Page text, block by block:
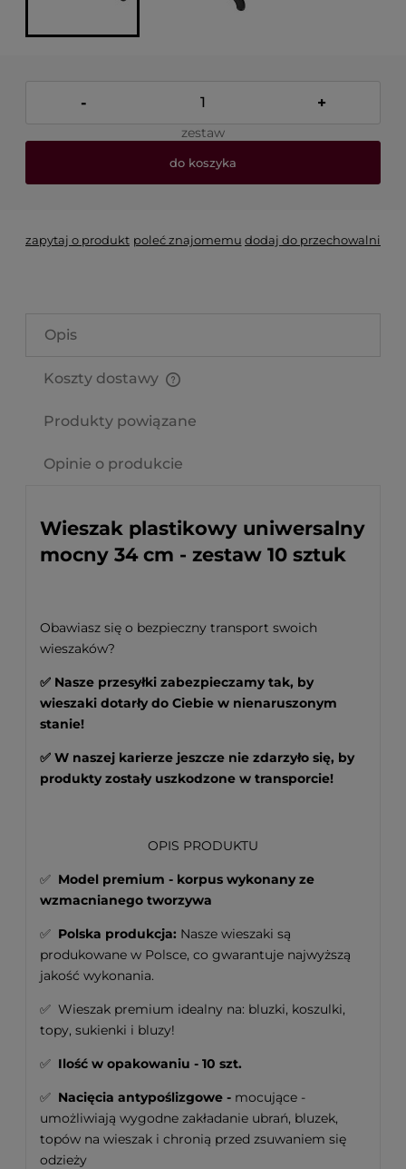
- +
zestaw
do koszyka
zapytaj o produkt poleć znajomemu dodaj do przechowalni
Opis
Koszty dostawy
Produkty powiązane
Opinie o produkcie
Wieszak plastikowy uniwersalny
mocny 34 cm - zestaw 10 sztuk
Obawiasz się o bezpieczny transport swoich
wieszaków?
✅ Nasze przesyłki zabezpieczamy tak, by
wieszaki dotarły do Ciebie w nienaruszonym
stanie!
✅ W naszej karierze jeszcze nie zdarzyło się, by
produkty zostały uszkodzone w transporcie!
OPIS PRODUKTU
✅ Model premium - korpus wykonany ze
wzmacnianego tworzywa
✅ Polska produkcja: Nasze wieszaki są
produkowane w Polsce, co gwarantuje najwyższą
jakość wykonania.
✅ Wieszak premium idealny na: bluzki, koszulki,
topy, sukienki i bluzy!
✅ Ilość w opakowaniu - 10 szt.
✅ Nacięcia antypoślizgowe - mocujące -
umożliwiają wygodne zakładanie ubrań, bluzek,
topów na wieszak i chronią przed zsuwaniem się
odzieży